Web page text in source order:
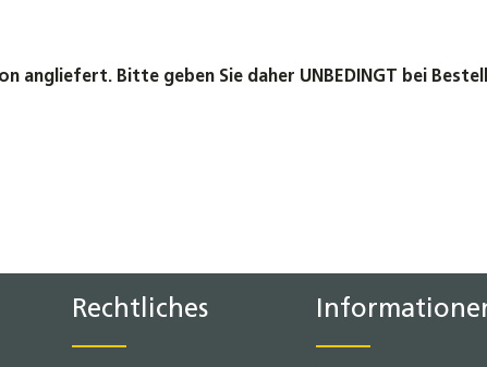
angliefert. Bitte geben Sie daher UNBEDINGT bei
Rechtliches